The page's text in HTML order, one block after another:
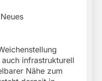
infrastrukturell
Nähe zum